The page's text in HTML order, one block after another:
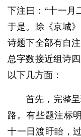
下注曰：“十一月
于是。除《京城
诗题下全部有自
总字数接近组诗
以下几方面：
首先，完整
路。有些题注标
十一日渡盱眙，